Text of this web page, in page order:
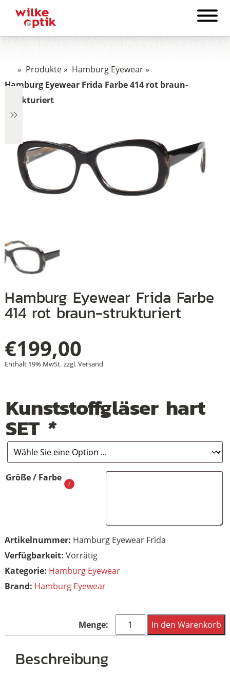
» Produkte» Hamburg Eyewear»
Hamburg Eyewear Frida Farbe 414 rot braun-
strukturiert
Hamburg Eyewear Frida Farbe
414 rot braun-strukturiert
€199,00
Enthält 19% MwSt. zzgl.Versand
Kunststoffgläser hart
SET *
Größe / Farbe
Artikelnummer: Hamburg Eyewear Frida
Vorrätig
Kategorie: Hamburg Eyewear
Brand: Hamburg Eyewear
Hamburg
Eyewear
In den Warenkorb
Beschreibung
+
+